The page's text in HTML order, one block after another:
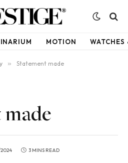
MOTION WATCHES
» Statement made
3 MINS READ